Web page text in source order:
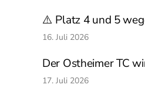
⚠️ Platz 4 und 5
16. Juli 2026
Der Ostheimer TC
17. Juli 2026